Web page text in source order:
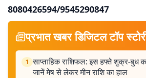
8080426594/9545290847
प्रभात खबर डिजिटल टॉप
1 साप्ताहिक राशिफल: इस हफ्ते शुक्र-बुध
जानें मेष से लेकर मीन राशि का हाल